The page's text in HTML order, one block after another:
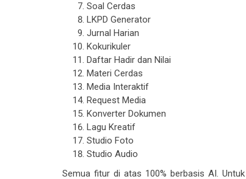
Soal Cerdas
LKPD Generator
Jurnal Harian
Kokurikuler
Daftar Hadir dan Nilai
Materi Cerdas
Media Interaktif
Request Media
Konverter Dokumen
Lagu Kreatif
Studio Foto
Studio Audio
Semua fitur di atas 100% berbasis AI.